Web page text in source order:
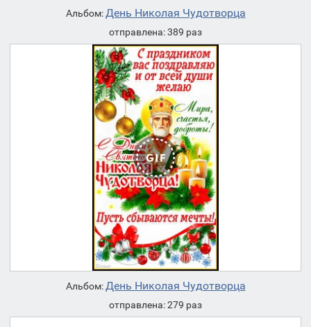
Альбом:День Николая Чудотворца
отправлена: 389 раз
Альбом:День Николая Чудотворца
отправлена: 279 раз